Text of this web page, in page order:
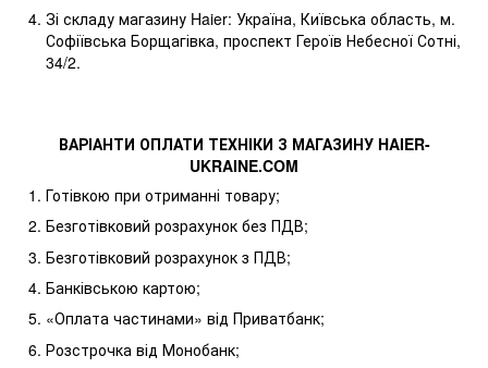
Зі складу магазину Haier: Україна, Київська область, м.
Софіївська Борщагівка, проспект Героїв Небесної Сотні,
34/2.
ВАРІАНТИ ОПЛАТИ ТЕХНІКИ З МАГАЗИНУ HAIER-
UKRAINE.COM
Готівкою при отриманні товару;
Безготівковий розрахунок без ПДВ;
Безготівковий розрахунок з ПДВ;
Банківською картою;
«Оплата частинами» від Приватбанк;
Розстрочка від Монобанк;